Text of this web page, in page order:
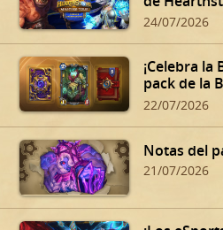
24/07/2026
¡Celebra la
pack de la
Hearthstone!
22/07/2026
Notas del
21/07/2026